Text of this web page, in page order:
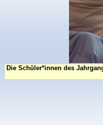
Die Schüler*innen des